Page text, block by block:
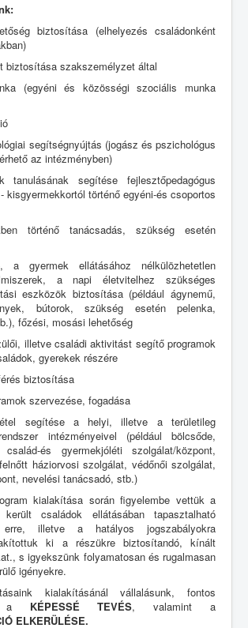
biztosítása (elhelyezés családonként
biztosítása szakszemélyzet által
(egyéni és közösségi szociális munka
segítségnyújtás (jogász és pszichológus
az intézményben)
segítése fejlesztőpedagógus
kisgyermekkortól történő egyéni-és csoportos
történő tanácsadás, szükség esetén
gyermek ellátásához nélkülözhetetlen
a napi életvitelhez szükséges
eszközök biztosítása (például ágynemű,
bútorok, szükség esetén pelenka,
főzési, mosási lehetőség
illetve családi aktivitást segítő programok
gyerekek részére
biztosítása
szervezése, fogadása
segítése a helyi, illetve a területileg
intézményeivel (például bölcsőde,
és gyermekjóléti szolgálat/központ,
háziorvosi szolgálat, védőnői szolgálat,
nevelési tanácsadó, stb.)
kialakítása során figyelembe vettük a
került családok ellátásában tapasztalható
illetve a hatályos jogszabályokra
ki a részükre biztosítandó, kínált
s igyekszünk folyamatosan és rugalmasan
igényekre.
kialakításánál vállalásunk, fontos
a KÉPESSÉ TEVÉS, valamint a
ELKERÜLÉSE.